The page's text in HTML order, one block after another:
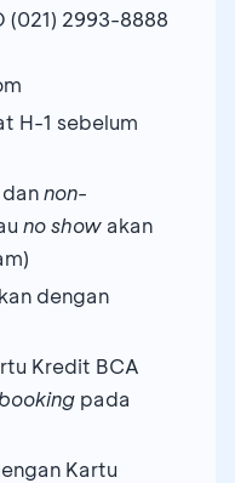
(021) 2993-8888
H-1 sebelum
dannon-
no show akan
dengan
Kredit BCA
pada
Kartu